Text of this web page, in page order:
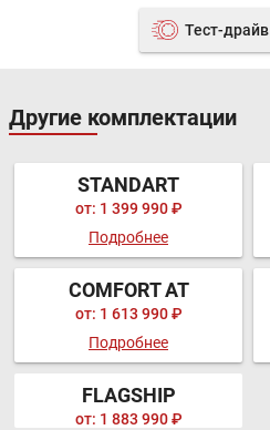
Тест-драйв
Другие комплектации
STANDART
от: 1 399 990 ₽
Подробнее
COMFORT AT
от: 1 613 990 ₽
Подробнее
FLAGSHIP
от: 1 883 990 ₽